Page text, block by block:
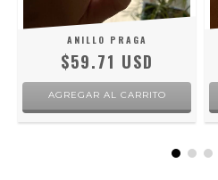
ANILLO PRAGA
$59.71 USD
AGREGAR AL CARRITO